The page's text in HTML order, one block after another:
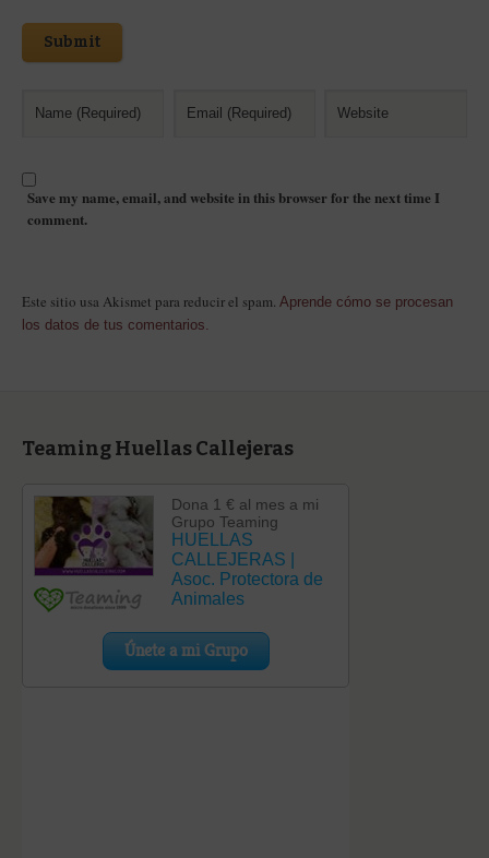
Submit
Save my name, email, and website in this browser for the next time I
comment.
Este sitio usa Akismet para reducir el spam. Aprende cómo se procesan
los datos de tus comentarios.
Teaming Huellas Callejeras